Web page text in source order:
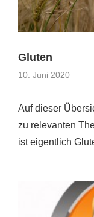
Gluten
10. Juni 2020
Auf dieser
zu relevanten
ist eigentlich